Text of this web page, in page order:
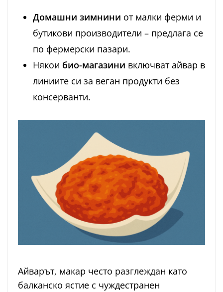
Домашни зимнини от малки ферми и
бутикови производители – предлага се
по фермерски пазари.
Някои био-магазини включват айвар в
линиите си за веган продукти без
консерванти.
Айварът, макар често разглеждан като
балканско ястие с чуждестранен